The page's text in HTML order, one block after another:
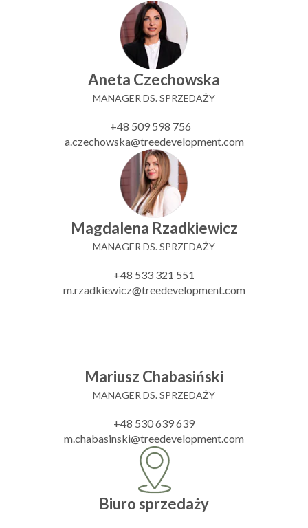
Aneta Czechowska
MANAGER DS. SPRZEDAŻY
+48 509 598 756
a.czechowska@treedevelopment.com
Magdalena Rzadkiewicz
MANAGER DS. SPRZEDAŻY
+48 533 321 551
m.rzadkiewicz@treedevelopment.com
Mariusz Chabasiński
MANAGER DS. SPRZEDAŻY
+48 530 639 639
m.chabasinski@treedevelopment.com
Biuro sprzedaży